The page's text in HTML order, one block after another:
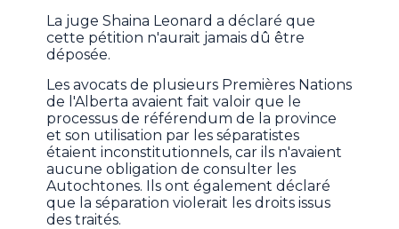
La juge Shaina Leonard a déclaré que
cette pétition n'aurait jamais dû être
déposée.
Les avocats de plusieurs Premières Nations
de l'Alberta avaient fait valoir que le
processus de référendum de la province
et son utilisation par les séparatistes
étaient inconstitutionnels, car ils n'avaient
aucune obligation de consulter les
Autochtones. Ils ont également déclaré
que la séparation violerait les droits issus
des traités.